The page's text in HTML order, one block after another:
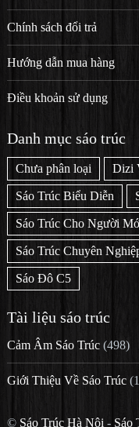
Chính sách đổi trả
Hướng dẫn mua hàng
Điều khoản sử dụng
Danh mục sáo trúc
Chưa phân loại Dizi
Sáo Trúc Biểu Diễn
Sáo Trúc Cho Người
Sáo Trúc Chuyên
Sáo Đô C5
Tài liệu sáo trúc
Cảm Âm Sáo Trúc(498)
Giới Thiệu Về Sáo Trúc
© Sáo Trúc Hà Nội - Sáo